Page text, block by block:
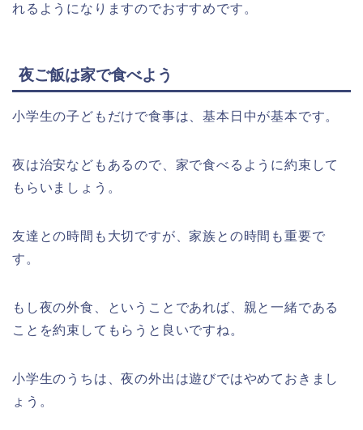
れるようになりますのでおすすめです。
夜ご飯は家で食べよう
小学生の子どもだけで食事は、基本日中が基本です。
夜は治安などもあるので、家で食べるように約束して
もらいましょう。
友達との時間も大切ですが、家族との時間も重要で
す。
もし夜の外食、ということであれば、親と一緒である
ことを約束してもらうと良いですね。
小学生のうちは、夜の外出は遊びではやめておきまし
ょう。